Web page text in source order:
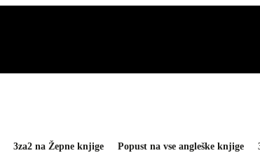
3za2 na Žepne knjige Popust na vse angleške knjige